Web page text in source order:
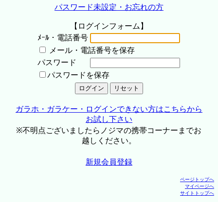
パスワード未設定・お忘れの方
【ログインフォーム】
ﾒｰﾙ・電話番号
メール・電話番号を保存
パスワード
パスワードを保存
ガラホ・ガラケー・ログインできない方はこちらから
お試し下さい
※不明点ございましたらノジマの携帯コーナーまでお
越しください。
新規会員登録
ページトップへ
マイページへ
サイトトップへ